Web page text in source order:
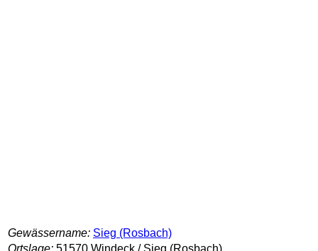
Gewässername: Sieg (Rosbach)